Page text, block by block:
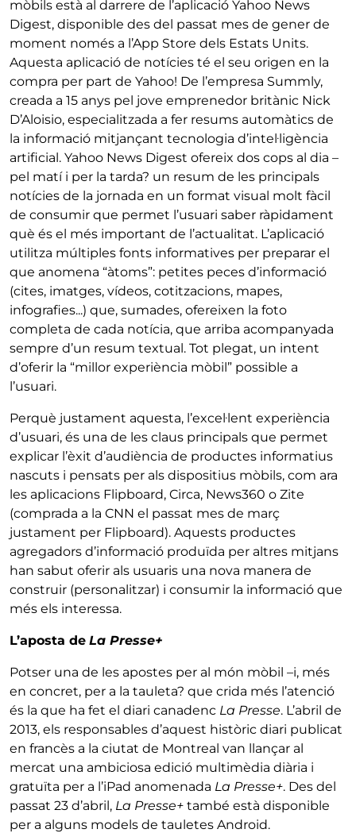
mòbils està al darrere de l’aplicació Yahoo News
Digest, disponible des del passat mes de gener de
moment només a l’App Store dels Estats Units.
Aquesta aplicació de notícies té el seu origen en la
compra per part de Yahoo! De l’empresa Summly,
creada a 15 anys pel jove emprenedor britànic Nick
D’Aloisio, especialitzada a fer resums automàtics de
la informació mitjançant tecnologia d’intel·ligència
artificial. Yahoo News Digest ofereix dos cops al dia –
pel matí i per la tarda? un resum de les principals
notícies de la jornada en un format visual molt fàcil
de consumir que permet l’usuari saber ràpidament
què és el més important de l’actualitat. L’aplicació
utilitza múltiples fonts informatives per preparar el
que anomena “àtoms”: petites peces d’informació
(cites, imatges, vídeos, cotitzacions, mapes,
infografies...) que, sumades, ofereixen la foto
completa de cada notícia, que arriba acompanyada
sempre d’un resum textual. Tot plegat, un intent
d’oferir la “millor experiència mòbil” possible a
l’usuari.
Perquè justament aquesta, l’excel·lent experiència
d’usuari, és una de les claus principals que permet
explicar l’èxit d’audiència de productes informatius
nascuts i pensats per als dispositius mòbils, com ara
les aplicacions Flipboard, Circa, News360 o Zite
(comprada a la CNN el passat mes de març
justament per Flipboard). Aquests productes
agregadors d’informació produïda per altres mitjans
han sabut oferir als usuaris una nova manera de
construir (personalitzar) i consumir la informació que
més els interessa.
L’aposta de La Presse+
Potser una de les apostes per al món mòbil –i, més
en concret, per a la tauleta? que crida més l’atenció
és la que ha fet el diari canadenc La Presse. L’abril de
2013, els responsables d’aquest històric diari publicat
en francès a la ciutat de Montreal van llançar al
mercat una ambiciosa edició multimèdia diària i
gratuïta per a l’iPad anomenada La Presse+. Des del
passat 23 d’abril, La Presse+ també està disponible
per a alguns models de tauletes Android.